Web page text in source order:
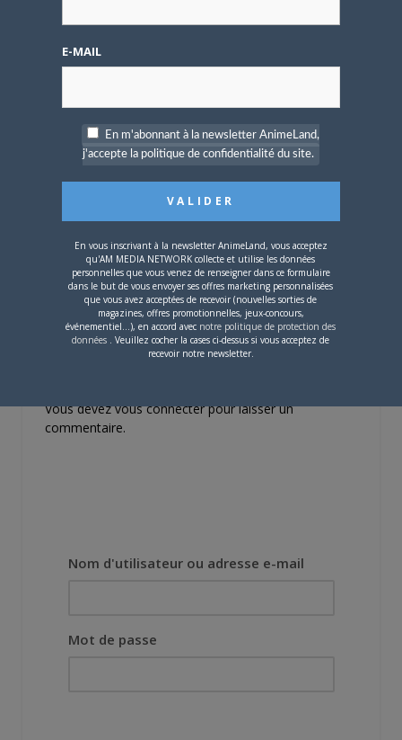
4 AOÛT 2026
4 JUILLET 2026 0
[Entretien] Mokochan : «
Lors des prémices du
projet, il était déjà
demandé de suivre au
mieux le manga
Vous devezvous connecterpour laisser un
commentaire.
Nom d'utilisateur ou adresse e-mail
Mot de passe
E-MAIL
En m'abonnant à la newsletter AnimeLand,
j'accepte la politique de confidentialité du site.
En vous inscrivant à la newsletter AnimeLand, vous acceptez
qu'AM MEDIA NETWORK collecte et utilise les données
personnelles que vous venez de renseigner dans ce formulaire
dans le but de vous envoyer ses offres marketing personnalisées
que vous avez acceptées de recevoir (nouvelles sorties de
magazines, offres promotionnelles, jeux-concours,
événementiel...), en accord avec notre politique de protection des
données . Veuillez cocher la cases ci-dessus si vous acceptez de
recevoir notre newsletter.